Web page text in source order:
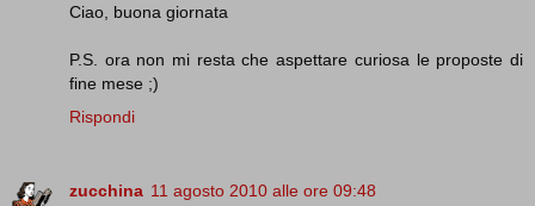
Ciao, buona giornata
P.S. ora non mi resta che aspettare curiosa le proposte di
fine mese ;)
Rispondi
zucchina 11 agosto 2010 alle ore 09:48